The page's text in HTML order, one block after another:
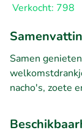
Verkocht: 798
Samen
nacho's, zoete